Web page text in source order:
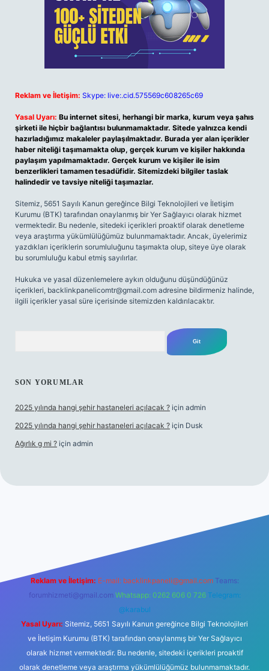
Reklam ve İletişim: Skype: live:.cid.575569c608265c69
Yasal Uyarı: Bu internet sitesi, herhangi bir marka, kurum veya şahıs
şirketi ile hiçbir bağlantısı bulunmamaktadır. Sitede yalnızca kendi
hazırladığımız makaleler paylaşılmaktadır. Burada yer alan içerikler
haber niteliği taşımamakta olup, gerçek kurum ve kişiler hakkında
paylaşım yapılmamaktadır. Gerçek kurum ve kişiler ile isim
benzerlikleri tamamen tesadüfidir. Sitemizdeki bilgiler taslak
halindedir ve tavsiye niteliği taşımazlar.
Sitemiz, 5651 Sayılı Kanun gereğince Bilgi Teknolojileri ve İletişim
Kurumu (BTK) tarafından onaylanmış bir Yer Sağlayıcı olarak hizmet
vermektedir. Bu nedenle, sitedeki içerikleri proaktif olarak denetleme
veya araştırma yükümlülüğümüz bulunmamaktadır. Ancak, üyelerimiz
yazdıkları içeriklerin sorumluluğunu taşımakta olup, siteye üye olarak
bu sorumluluğu kabul etmiş sayılırlar.
Hukuka ve yasal düzenlemelere aykırı olduğunu düşündüğünüz
içerikleri, backlinkpanelicomtr@gmail.com adresine bildirmeniz halinde,
ilgili içerikler yasal süre içerisinde sitemizden kaldırılacaktır.
SON YORUMLAR
2025 yılında hangi şehir hastaneleri açılacak ? için admin
2025 yılında hangi şehir hastaneleri açılacak ? için Dusk
Ağırlık g mi ? için admin
Reklam ve İletişim: E-mail: backlinkpaneli@gmail.com Teams:
forumhizmeti@gmail.com Whatsapp: 0262 606 0 726 Telegram:
@karabul
Yasal Uyarı: Sitemiz, 5651 Sayılı Kanun gereğince Bilgi Teknolojileri
ve İletişim Kurumu (BTK) tarafından onaylanmış bir Yer Sağlayıcı
olarak hizmet vermektedir. Bu nedenle, sitedeki içerikleri proaktif
olarak denetleme veya araştırma yükümlülüğümüz bulunmamaktadır.